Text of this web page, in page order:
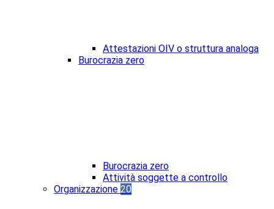
Attestazioni OIV o struttura analoga
Burocrazia zero
Burocrazia zero
Attività soggette a controllo
Organizzazione 20